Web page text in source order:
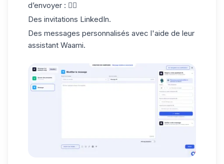
d’envoyer : 👇🏻
Des invitations LinkedIn.
Des messages personnalisés avec l'aide de leur
assistant Waami.